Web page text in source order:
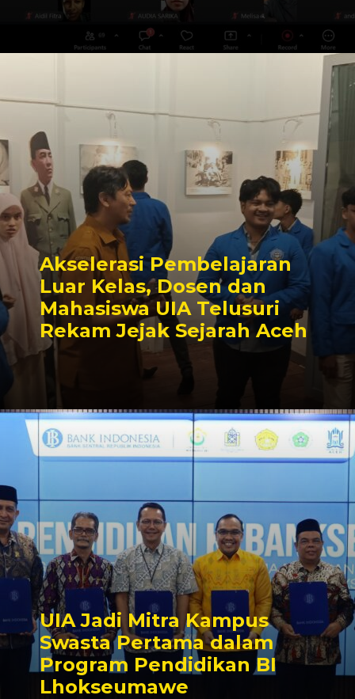
Akselerasi Pembelajaran
Luar Kelas, Dosen dan
Mahasiswa UIA Telusuri
Rekam Jejak Sejarah Aceh
UIA Jadi Mitra Kampus
Swasta Pertama dalam
Program Pendidikan BI
Lhokseumawe